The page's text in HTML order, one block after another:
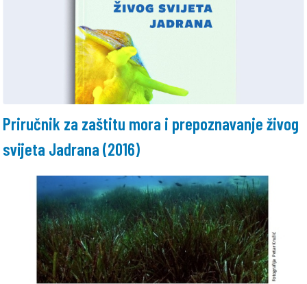
Priručnik za zaštitu mora i prepoznavanje živog
svijeta Jadrana (2016)